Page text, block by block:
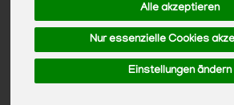
Alle akzeptieren
Nur essenzielle Cookies
Einstellungen ändern